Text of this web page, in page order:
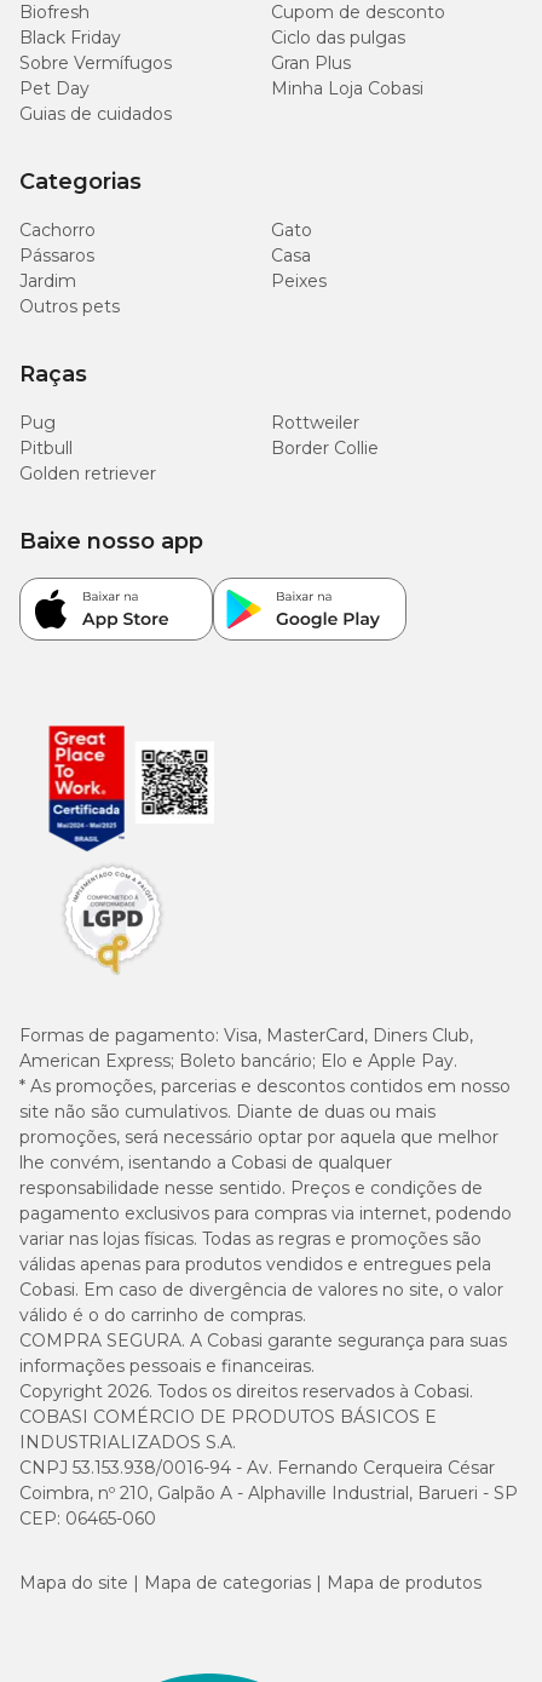
Biofresh
Cupom de desconto
Black Friday
Ciclo das pulgas
Sobre Vermífugos
Gran Plus
Pet Day
Minha Loja Cobasi
Guias de cuidados
Categorias
Cachorro
Gato
Pássaros
Casa
Jardim
Peixes
Outros pets
Raças
Pug
Rottweiler
Pitbull
Border Collie
Golden retriever
Formas de pagamento: Visa, MasterCard, Diners Club,
American Express; Boleto bancário; Elo e Apple Pay.
* As promoções, parcerias e descontos contidos em nosso
site não são cumulativos. Diante de duas ou mais
promoções, será necessário optar por aquela que melhor
lhe convém, isentando a Cobasi de qualquer
responsabilidade nesse sentido. Preços e condições de
pagamento exclusivos para compras via internet, podendo
variar nas lojas físicas. Todas as regras e promoções são
válidas apenas para produtos vendidos e entregues pela
Cobasi. Em caso de divergência de valores no site, o valor
válido é o do carrinho de compras.
COMPRA SEGURA. A Cobasi garante segurança para suas
informações pessoais e financeiras.
Copyright 2026. Todos os direitos reservados à Cobasi.
COBASI COMÉRCIO DE PRODUTOS BÁSICOS E
INDUSTRIALIZADOS S.A.
CNPJ 53.153.938/0016-94 - Av. Fernando Cerqueira César
Coimbra, nº 210, Galpão A - Alphaville Industrial, Barueri - SP
CEP: 06465-060
Baixe nosso app
Mapa do site Mapa de categorias Mapa de produtos